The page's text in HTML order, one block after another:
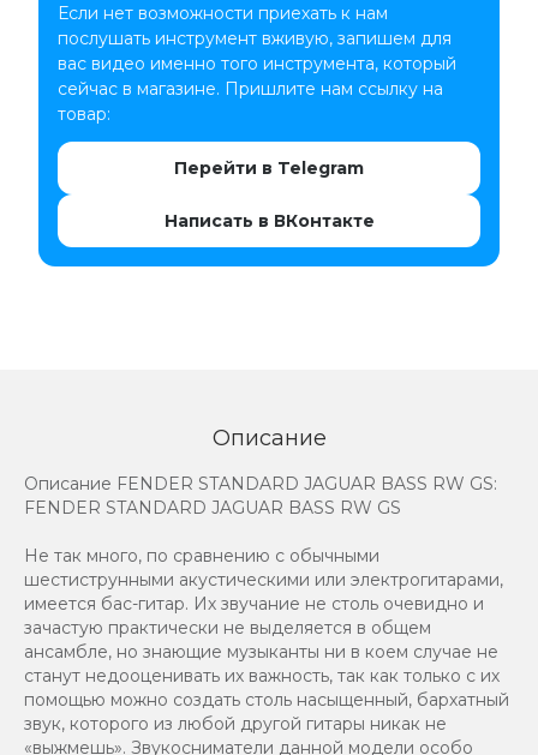
Если нет возможности приехать к нам
послушать инструмент вживую, запишем для
вас видео именно того инструмента, который
сейчас в магазине. Пришлите нам ссылку на
товар:
Перейти в Telegram
Написать в ВКонтакте
Описание
Описание FENDER STANDARD JAGUAR BASS RW GS:
FENDER STANDARD JAGUAR BASS RW GS
Не так много, по сравнению с обычными
шестиструнными акустическими или электрогитарами,
имеется бас-гитар. Их звучание не столь очевидно и
зачастую практически не выделяется в общем
ансамбле, но знающие музыканты ни в коем случае не
станут недооценивать их важность, так как только с их
помощью можно создать столь насыщенный, бархатный
звук, которого из любой другой гитары никак не
«выжмешь». Звукосниматели данной модели особо